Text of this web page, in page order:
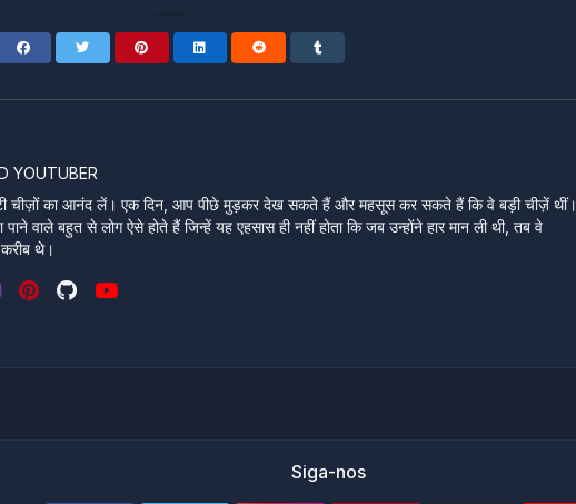
YOUTUBER
चीज़ों का आनंद लें। एक दिन, आप पीछे मुड़कर देख सकते हैं और महसूस कर सकते हैं कि वे बड़ी चीज़ें थीं।
वाले बहुत से लोग ऐसे होते हैं जिन्हें यह एहसास ही नहीं होता कि जब उन्होंने हार मान ली थी, तब वे
थे।
Siga-nos